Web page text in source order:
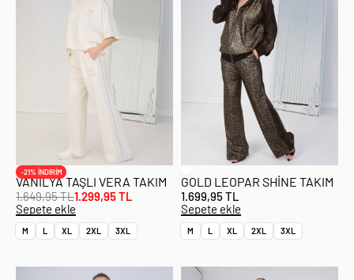
-21% İNDİRİM
VANILYA TAŞLI VERA TAKIM
1.649,95TL1.299,95TL
Sepete ekle
M L XL 2XL 3XL
GOLD LEOPAR SHINE TAKIM
1.699,95TL
Sepete ekle
M L XL 2XL 3XL